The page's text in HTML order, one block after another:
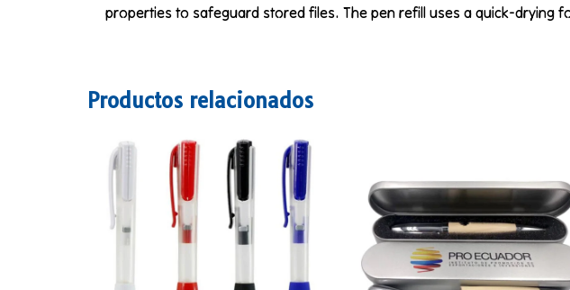
properties to safeguard stored files. The pen refill uses a quick-drying
Productos relacionados